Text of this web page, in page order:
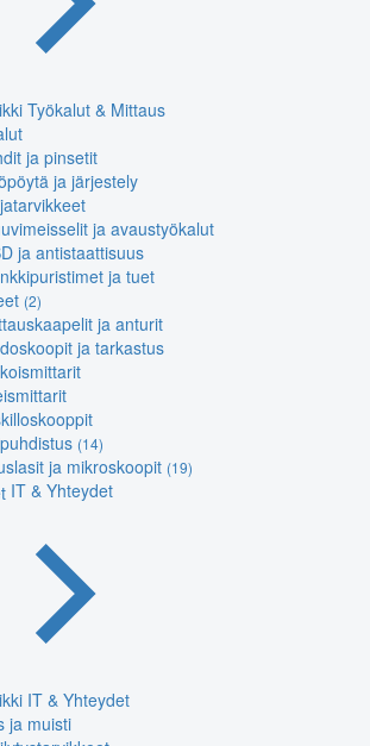
Työkalut & Mittaus
ja pinsetit
ja järjestely
ja avaustyökalut
ja antistaattisuus
ja tuet
(2)
ja anturit
ja tarkastus
(14)
ja mikroskoopit (19)
IT & Yhteydet
IT & Yhteydet
ja muisti